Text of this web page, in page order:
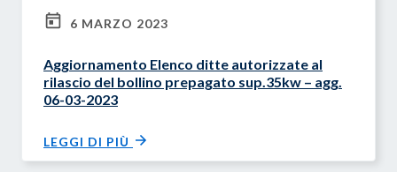
6 MARZO 2023
Aggiornamento Elenco ditte autorizzate al
rilascio del bollino prepagato sup.35kw – agg.
06-03-2023
LEGGI DI PIÙ